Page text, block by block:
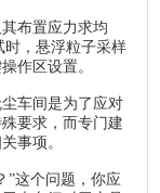
布置应力求均
时，悬浮粒子采样
作区设置。
车间是为了应对
要求，而专门建
事项。
”这个问题，你应